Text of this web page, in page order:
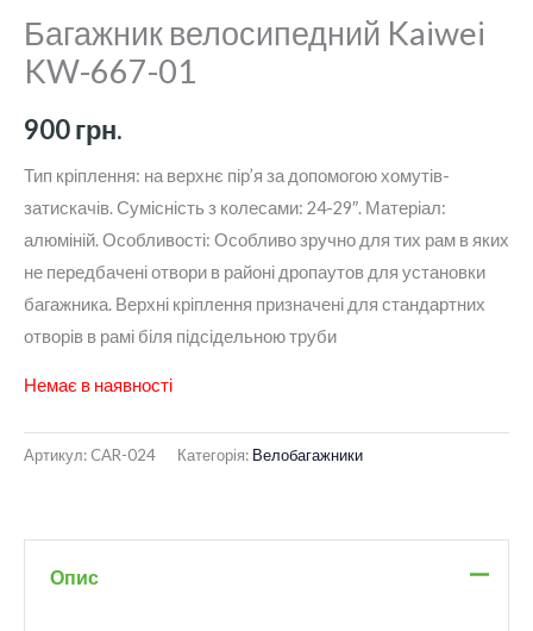
Багажник велосипедний Kaiwei
KW-667-01
900грн.
Тип кріплення: на верхнє пір’я за допомогою хомутів-
затискачів. Сумісність з колесами: 24-29″. Матеріал:
алюміній. Особливості: Особливо зручно для тих рам в яких
не передбачені отвори в районі дропаутов для установки
багажника. Верхні кріплення призначені для стандартних
отворів в рамі біля підсідельною труби
Немає в наявності
Артикул: CAR-024 Категорія: Велобагажники
Опис